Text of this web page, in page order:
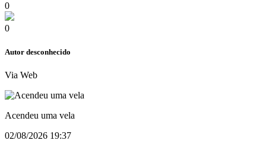
0
0
Autor desconhecido
Via Web
Acendeu uma vela
02/08/2026 19:37